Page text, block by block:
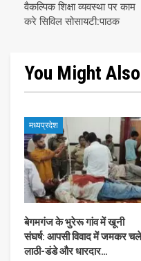
वैकल्पिक शिक्षा व्यवस्था पर काम
करे सिविल सोसायटी:पाठक
You Might
मध्यप्रदेश
बेगमगंज के भुरेरू गांव में खूनी
संघर्ष: आपसी विवाद में जमकर चले
लाठी-डंडे और धारदार…